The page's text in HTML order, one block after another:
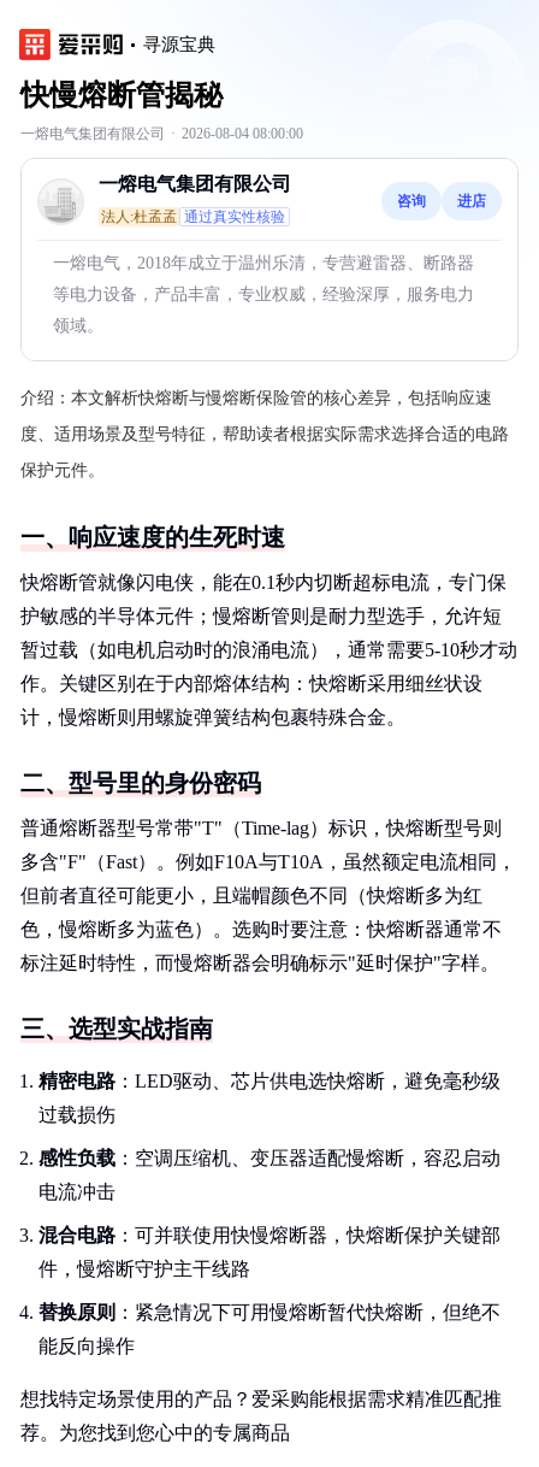
寻源宝典
快慢熔断管揭秘
一熔电气集团有限公司 · 2026-08-04 08:00:00
一熔电气集团有限公司
法人:杜孟孟 通过真实性核验
咨询 进店
一熔电气，2018年成立于温州乐清，专营避雷器、断路器
等电力设备，产品丰富，专业权威，经验深厚，服务电力
领域。
介绍： 本文解析快熔断与慢熔断保险管的核心差异，包括响应速
度、适用场景及型号特征，帮助读者根据实际需求选择合适的电路
保护元件。
一、响应速度的生死时速
快熔断管就像闪电侠，能在0.1秒内切断超标电流，专门保
护敏感的半导体元件；慢熔断管则是耐力型选手，允许短
暂过载（如电机启动时的浪涌电流），通常需要5-10秒才动
作。关键区别在于内部熔体结构：快熔断采用细丝状设
计，慢熔断则用螺旋弹簧结构包裹特殊合金。
二、型号里的身份密码
普通熔断器型号常带"T"（Time-lag）标识，快熔断型号则
多含"F"（Fast）。例如F10A与T10A，虽然额定电流相同，
但前者直径可能更小，且端帽颜色不同（快熔断多为红
色，慢熔断多为蓝色）。选购时要注意：快熔断器通常不
标注延时特性，而慢熔断器会明确标示"延时保护"字样。
三、选型实战指南
精密电路 ：LED驱动、芯片供电选快熔断，避免毫秒级
过载损伤
感性负载 ：空调压缩机、变压器适配慢熔断，容忍启动
电流冲击
混合电路 ：可并联使用快慢熔断器，快熔断保护关键部
件，慢熔断守护主干线路
替换原则 ：紧急情况下可用慢熔断暂代快熔断，但绝不
能反向操作
想找特定场景使用的产品？爱采购能根据需求精准匹配推
荐。为您找到您心中的专属商品